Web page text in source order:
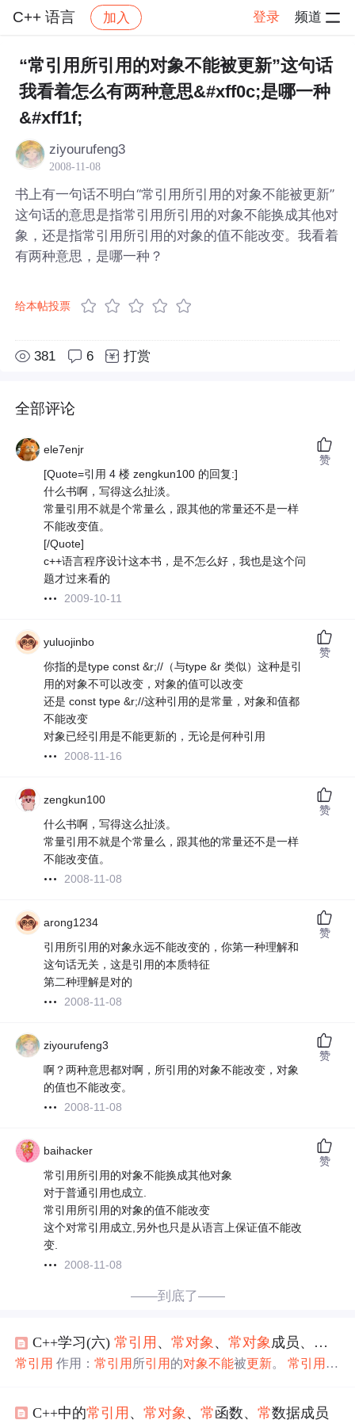
C++ 语言 加入 登录 频道
社区 C++ 语言 帖子详情
“常引用所引用的对象不能被更新”这句话
我看着怎么有两种意思&#xff0c;是哪一种
&#xff1f;
ziyourufeng3
2008-11-08
书上有一句话不明白“常引用所引用的对象不能被更新”
这句话的意思是指常引用所引用的对象不能换成其他对
象，还是指常引用所引用的对象的值不能改变。我看着
有两种意思，是哪一种？
给本帖投票
381 6 打赏
全部评论
ele7enjr
[Quote=引用 4 楼 zengkun100 的回复:]
什么书啊，写得这么扯淡。
常量引用不就是个常量么，跟其他的常量还不是一样
不能改变值。
[/Quote]
c++语言程序设计这本书，是不怎么好，我也是这个问
题才过来看的
2009-10-11
赞
yuluojinbo
你指的是type const &r;//（与type &r 类似）这种是引
用的对象不可以改变，对象的值可以改变
还是 const type &r;//这种引用的是常量，对象和值都
不能改变
对象已经引用是不能更新的，无论是何种引用
2008-11-16
赞
zengkun100
什么书啊，写得这么扯淡。
常量引用不就是个常量么，跟其他的常量还不是一样
不能改变值。
2008-11-08
赞
arong1234
引用所引用的对象永远不能改变的，你第一种理解和
这句话无关，这是引用的本质特征
第二种理解是对的
2008-11-08
赞
ziyourufeng3
啊？两种意思都对啊，所引用的对象不能改变，对象
的值也不能改变。
2008-11-08
赞
baihacker
常引用所引用的对象不能换成其他对象
对于普通引用也成立.
常引用所引用的对象的值不能改变
这个对常引用成立,另外也只是从语言上保证值不能改
变.
2008-11-08
赞
——到底了——
C++学习(六)常引用 、常对象、常对象成员、 常
常引用 作用：常引用 所引用 的对象不能被更新。常引用 的
常 对象中的数据成员值在对象的整个作用域内不能被更
C++中的常引用 、常对象 、常函数、常数据成员